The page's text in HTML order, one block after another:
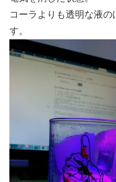
コーラよりも透明な液
す。